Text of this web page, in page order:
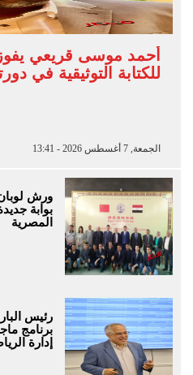
أحمد موسى قريعي
للكتابة التوثيقية في
الجمعة, 7 أغسطس 2026 - 13:41
ورش
بوابة
المصرية
رئيس
برنامج
إدارة